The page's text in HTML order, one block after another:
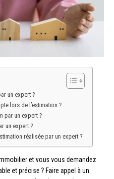
un expert ?
lors de l’estimation ?
par un expert ?
un expert ?
réalisée par un expert ?
et vous vous demandez
et précise ? Faire appel à un